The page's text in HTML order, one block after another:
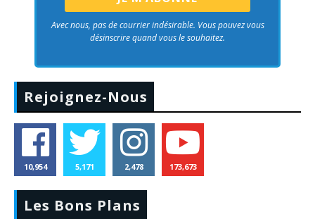
Avec nous, pas de courrier indésirable. Vous pouvez vous
désinscrire quand vous le souhaitez.
Rejoignez-Nous
10,954 5,171 2,478 173,673
Les Bons Plans